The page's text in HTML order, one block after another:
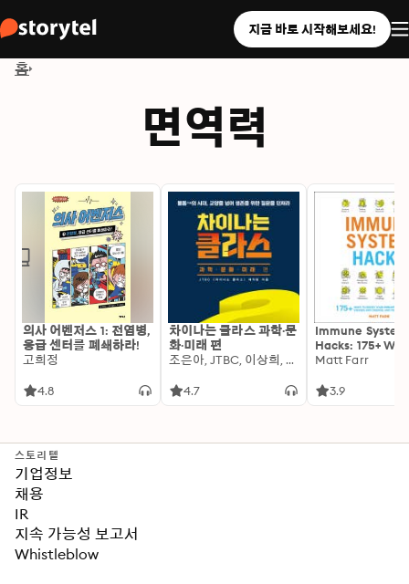
지금 바로 시작해보세요!
홈
면역력
의사 어벤저스 1: 전염병,
응급 센터를 폐쇄하라!
고희정
4.8
차이나는 클라스 과학·문
화·미래 편
조은아, JTBC, 이상희, 이현숙, 최재붕, 송기원, 양정무, 신의철, 신동흔, 김상배, 정병호
4.7
Immune System
Hacks: 175+
Boost Your
Feel Your Very
Matt Farr
3.9
스토리텔
기업정보
채용
IR
지속 가능성 보고서
Whistleblow